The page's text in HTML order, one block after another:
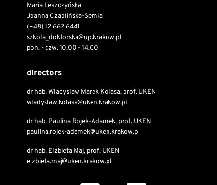
Maria Leszczyńska
Joanna Czaplińska-Semla
(+48) 12 662 6441
szkola_doktorska@up.krakow.pl
pon. - czw. 10.00 - 14.00
directors
dr hab. Wladyslaw Marek Kolasa, prof. UKEN
wladyslaw.kolasa@uken.krakow.pl
dr hab. Paulina Rojek-Adamek, prof. UKEN
paulina.rojek-adamek@uken.krakow.pl
dr hab. Elżbieta Maj, prof. UKEN
elzbieta.maj@uken.krakow.pl